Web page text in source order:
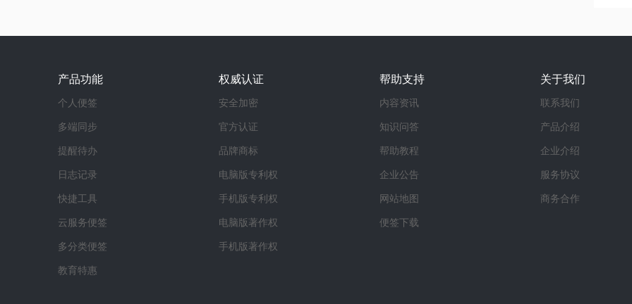
产品功能
个人便签
多端同步
提醒待办
日志记录
快捷工具
云服务便签
多分类便签
教育特惠
权威认证
安全加密
官方认证
品牌商标
电脑版专利权
手机版专利权
电脑版著作权
手机版著作权
帮助支持
内容资讯
知识问答
帮助教程
企业公告
网站地图
便签下载
关于我们
联系我们
产品介绍
企业介绍
服务协议
商务合作